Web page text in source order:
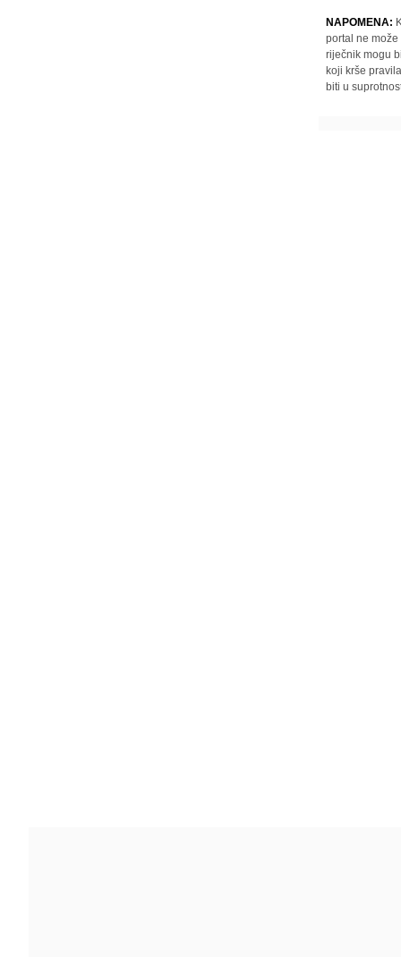
NAPOMENA:
portal ne
riječnik mogu
koji krše
biti u